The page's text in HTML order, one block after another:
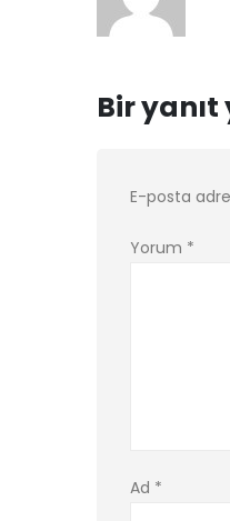
Bir yanıt
E-posta
Yorum *
Ad *